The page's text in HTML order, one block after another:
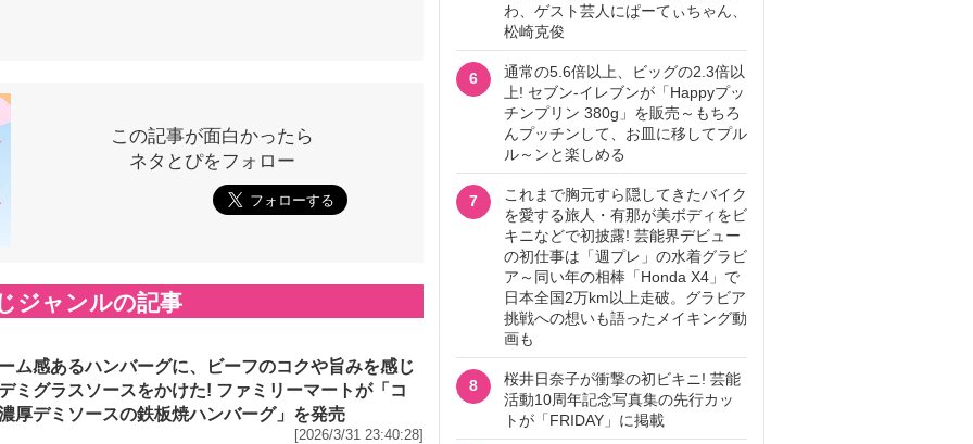
この記事が面白かったら
ネタとぴをフォロー
ジャンルの記事
ム感あるハンバーグに、ビーフのコクや旨みを感じ
ミグラスソースをかけた! ファミリーマートが「コ
厚デミソースの鉄板焼ハンバーグ」を発売
[2026/3/31 23:40:28]
わ、ゲスト芸人にぱーてぃちゃん、
松崎克俊
6
通常の5.6倍以上、ビッグの2.3倍以
上! セブン‐イレブンが「Happyプッ
チンプリン 380g」を販売～もちろ
んプッチンして、お皿に移してプル
ル～ンと楽しめる
7
これまで胸元すら隠してきたバイク
を愛する旅人・有那が美ボディをビ
キニなどで初披露! 芸能界デビュー
の初仕事は「週プレ」の水着グラビ
ア～同い年の相棒「Honda X4」で
日本全国2万km以上走破。グラビア
挑戦への想いも語ったメイキング動
画も
8
桜井日奈子が衝撃の初ビキニ! 芸能
活動10周年記念写真集の先行カッ
トが「FRIDAY」に掲載